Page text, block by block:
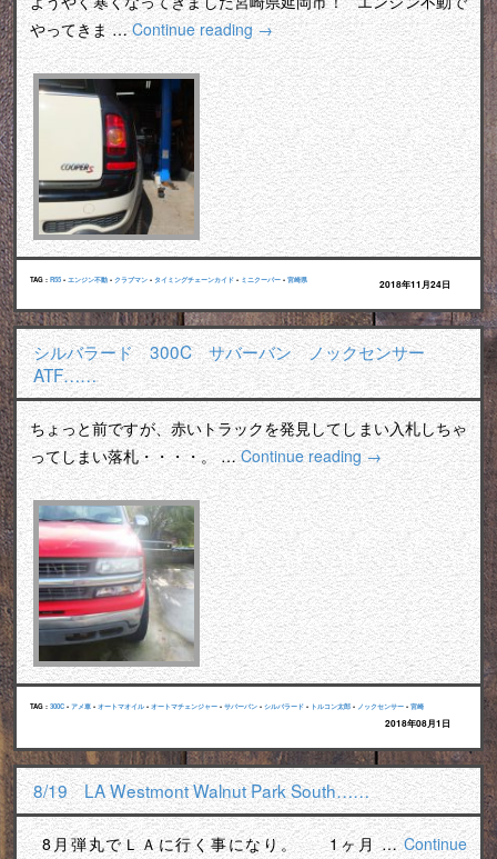
やってきま …Continue reading→
TAG : R55 • エンジン不動 • クラブマン • タイミングチェーンカイド • ミニクーパー • 宮崎県 2018年11月24日
シルバラード 300C サバーバン ノックセンサー
ATF……
ちょっと前ですが、赤いトラックを発見してしまい入札しちゃ
ってしまい落札・・・・。 …Continue reading→
TAG : 300C • アメ車 • オートマオイル • オートマチェンジャー • サバーバン • シルバラード • トルコン太郎 • ノックセンサー • 宮崎
2018年08月1日
8/19 LA Westmont Walnut Park South……
8月弾丸でＬＡに行く事になり。 1ヶ月 …Continue